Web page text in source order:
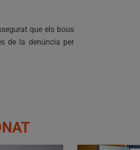
que els bous
de la denúncia per